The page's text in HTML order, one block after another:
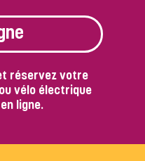
réservez votre
vélo électrique
ligne.